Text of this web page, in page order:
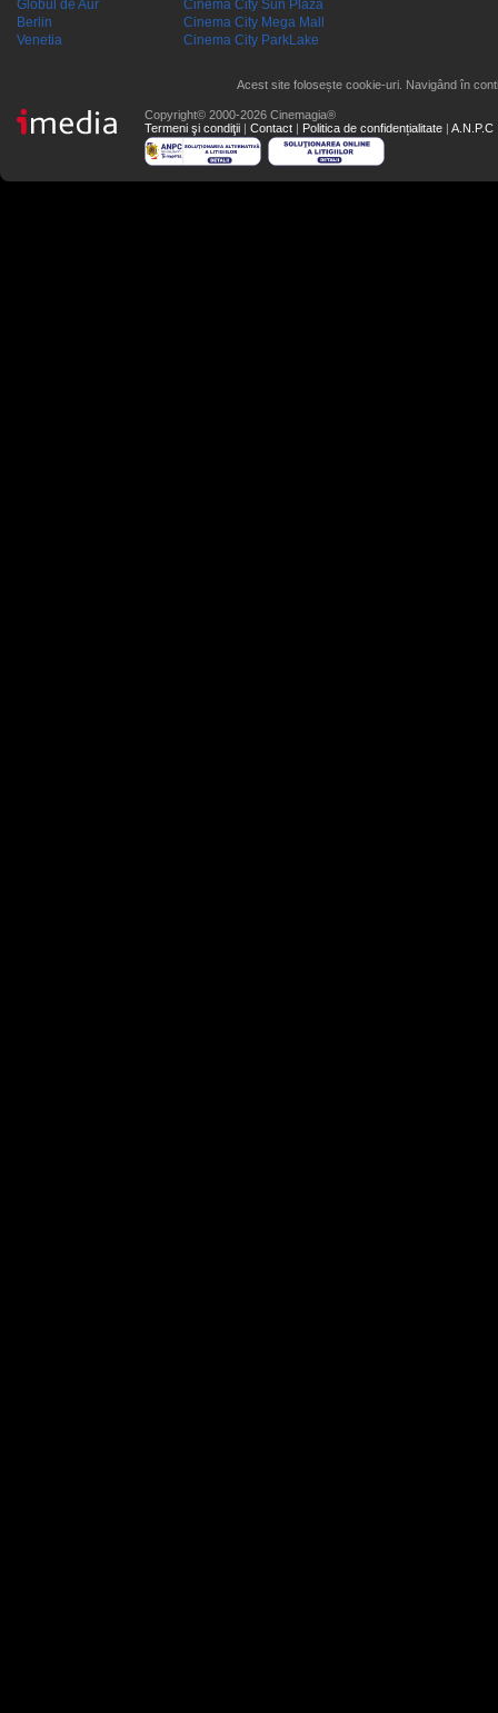
Globul de Aur
Berlin
Venetia
Cinema City Sun Plaza
Cinema City Mega Mall
Cinema City ParkLake
Acest site folosește cookie-uri. Navigând în
Copyright© 2000-2026 Cinemagia®
Termeni şi condiţii | Contact | Politica de confidențialitate | A.N.P.C